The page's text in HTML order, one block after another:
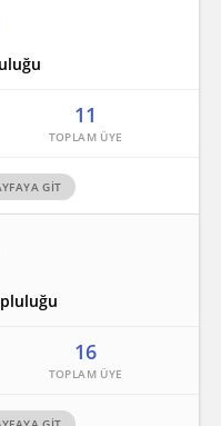
11
GİT
16